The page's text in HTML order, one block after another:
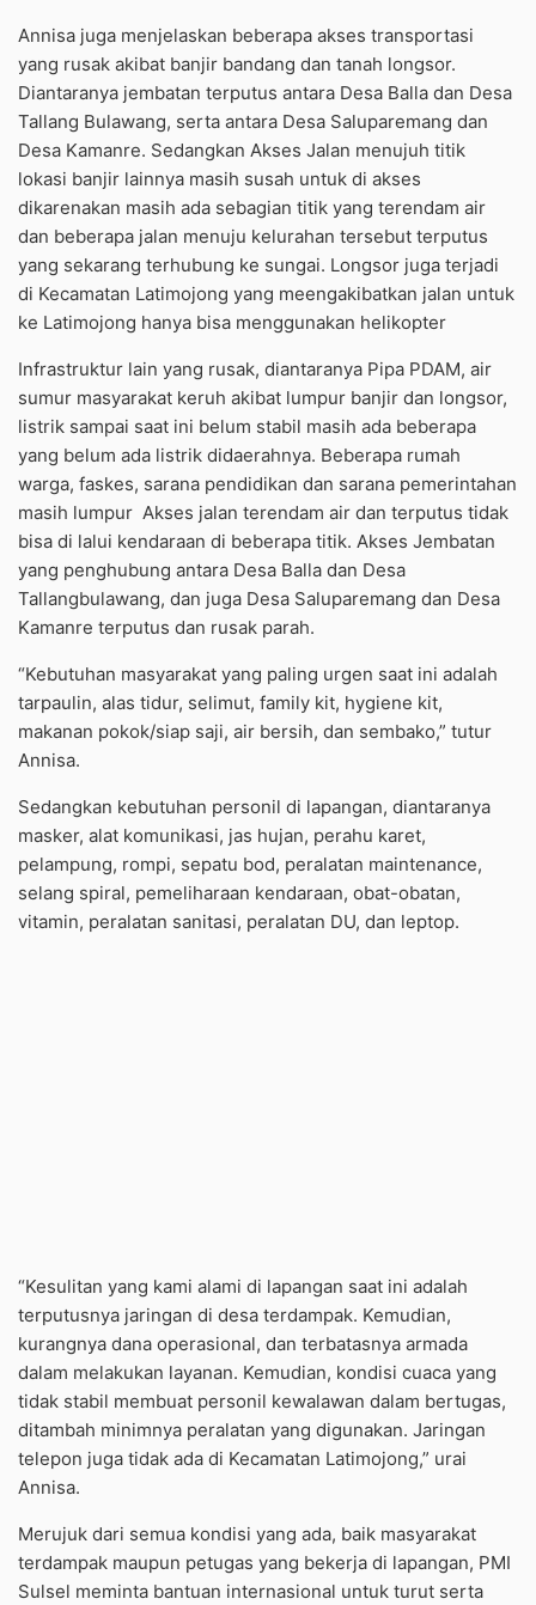
Annisa juga menjelaskan beberapa akses transportasi
yang rusak akibat banjir bandang dan tanah longsor.
Diantaranya jembatan terputus antara Desa Balla dan Desa
Tallang Bulawang, serta antara Desa Saluparemang dan
Desa Kamanre. Sedangkan Akses Jalan menujuh titik
lokasi banjir lainnya masih susah untuk di akses
dikarenakan masih ada sebagian titik yang terendam air
dan beberapa jalan menuju kelurahan tersebut terputus
yang sekarang terhubung ke sungai. Longsor juga terjadi
di Kecamatan Latimojong yang meengakibatkan jalan untuk
ke Latimojong hanya bisa menggunakan helikopter
Infrastruktur lain yang rusak, diantaranya Pipa PDAM, air
sumur masyarakat keruh akibat lumpur banjir dan longsor,
listrik sampai saat ini belum stabil masih ada beberapa
yang belum ada listrik didaerahnya. Beberapa rumah
warga, faskes, sarana pendidikan dan sarana pemerintahan
masih lumpur Akses jalan terendam air dan terputus tidak
bisa di lalui kendaraan di beberapa titik. Akses Jembatan
yang penghubung antara Desa Balla dan Desa
Tallangbulawang, dan juga Desa Saluparemang dan Desa
Kamanre terputus dan rusak parah.
“Kebutuhan masyarakat yang paling urgen saat ini adalah
tarpaulin, alas tidur, selimut, family kit, hygiene kit,
makanan pokok/siap saji, air bersih, dan sembako,” tutur
Annisa.
Sedangkan kebutuhan personil di lapangan, diantaranya
masker, alat komunikasi, jas hujan, perahu karet,
pelampung, rompi, sepatu bod, peralatan maintenance,
selang spiral, pemeliharaan kendaraan, obat-obatan,
vitamin, peralatan sanitasi, peralatan DU, dan leptop.
“Kesulitan yang kami alami di lapangan saat ini adalah
terputusnya jaringan di desa terdampak. Kemudian,
kurangnya dana operasional, dan terbatasnya armada
dalam melakukan layanan. Kemudian, kondisi cuaca yang
tidak stabil membuat personil kewalawan dalam bertugas,
ditambah minimnya peralatan yang digunakan. Jaringan
telepon juga tidak ada di Kecamatan Latimojong,” urai
Annisa.
Merujuk dari semua kondisi yang ada, baik masyarakat
terdampak maupun petugas yang bekerja di lapangan, PMI
Sulsel meminta bantuan internasional untuk turut serta